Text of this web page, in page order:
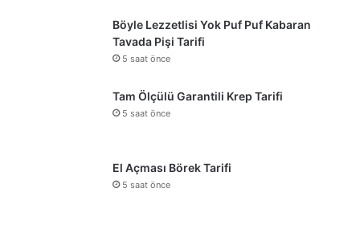
Böyle Lezzetlisi Yok Puf Puf Kabaran
Tavada Pişi Tarifi
5 saat önce
Tam Ölçülü Garantili Krep Tarifi
5 saat önce
El Açması Börek Tarifi
5 saat önce